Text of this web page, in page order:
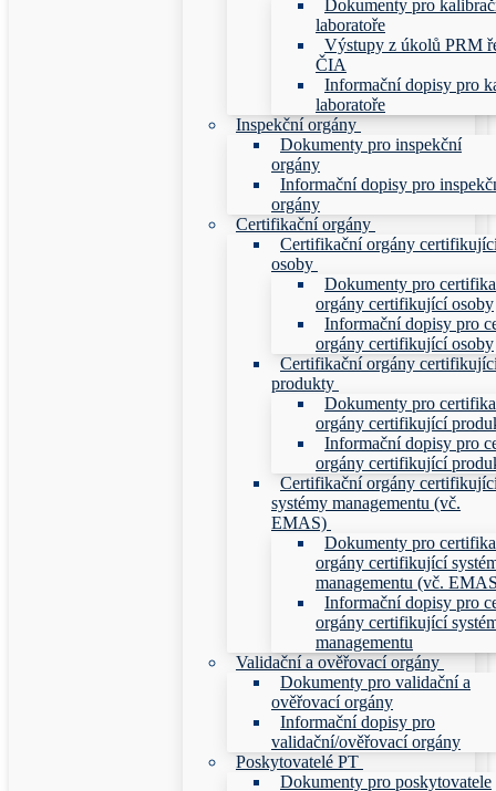
Dokumenty pro
laboratoře
Výstupy z úkolů PRM
ČIA
Informační dopisy pro
laboratoře
Inspekční orgány
Dokumenty pro inspekční
orgány
Informační dopisy pro
orgány
Certifikační orgány
Certifikační orgány
osoby
Dokumenty pro
orgány certifikující osoby
Informační dopisy pro
orgány certifikující osoby
Certifikační orgány
produkty
Dokumenty pro
orgány certifikující
Informační dopisy pro
orgány certifikující
Certifikační orgány
systémy managementu (vč.
EMAS)
Dokumenty pro
orgány certifikující
managementu (vč.
Informační dopisy pro
orgány certifikující
managementu
Validační a ověřovací orgány
Dokumenty pro validační a
ověřovací orgány
Informační dopisy pro
validační/ověřovací orgány
Poskytovatelé PT
Dokumenty pro poskytovatele